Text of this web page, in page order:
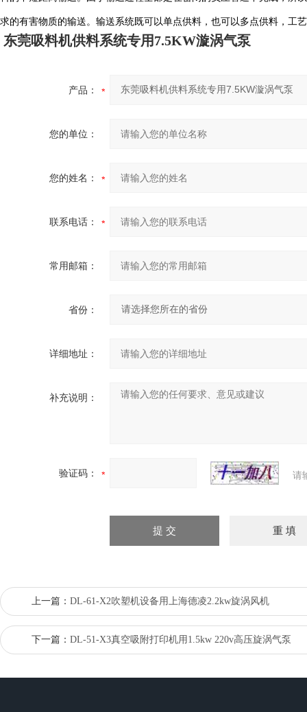
求的有害物质的输送。输送系统既可以单点供料，也可以多点供料，工
东莞吸料机供料系统专用7.5KW漩涡气泵
产品：
您的单位：
您的姓名：
联系电话：
常用邮箱：
省份：
详细地址：
补充说明：
验证码： 请
上一篇： DL-61-X2吹塑机设备用上海德凌2.2kw旋涡风机
下一篇： DL-51-X3真空吸附打印机用1.5kw 220v高压旋涡气泵